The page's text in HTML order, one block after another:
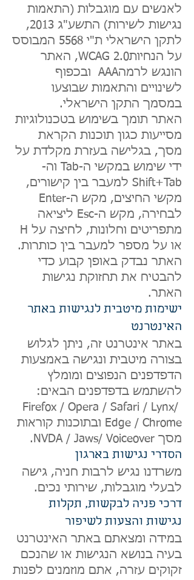
לאנשים עם מוגבלות (התאמות
נגישות לשירות) התשע"ג 2013,
לתקן הישראלי ת"י 5568 המבוסס
על הנחיותWCAG 2.0, האתר
הונגש לרמהAAA ובכפוף
לשינויים והתאמות שבוצעו
במסמך התקן הישראלי.
האתר תומך בשימוש בטכנולוגיות
מסייעות כגון תוכנות הקראת
מסך, בגלישה בעזרת מקלדת על
ידי שימוש במקשי ה-Tab וה-
Shift+Tab למעבר בין קישורים,
מקשי החיצים, מקש ה-Enter
לבחירה, מקש ה-Esc ליציאה
מתפריטים וחלונות, לחיצה על H
או על מספר למעבר בין כותרות.
האתר נבדק באופן קבוע כדי
להבטיח את תחזוקת נגישות
האתר.
ישימות מיטבית לנגישות באתר
האינטרנט
באתר אינטרנט זה, ניתן לגלוש
בצורה מיטבית ונגישה באמצעות
הדפדפנים הנפוצים ומומלץ
להשתמש בדפדפנים הבאים:
Firefox / Opera / Safari / Lynx/
Edge / Chrome ובתוכנות קוראות
מסך NVDA / Jaws/ Voiceover.
הסדרי נגישות בארגון
משרדנו נגיש לרבות חניה, גישה
לבעלי מוגבלות, שירותי נכים.
דרכי פניה לבקשות, תקלות
נגישות והצעות לשיפור
במידה ומצאתם באתר האינטרנט
בעיה בנושא הנגישות או שהנכם
זקוקים עזרה, אתם מוזמנים לפנות